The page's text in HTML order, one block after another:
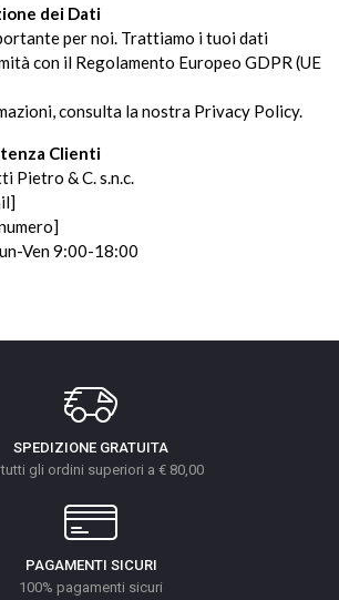
dei Dati
per noi. Trattiamo i tuoi dati
con il Regolamento Europeo GDPR (UE
consulta la nostra Privacy Policy.
Clienti
Pietro & C. s.n.c.
Ven 9:00-18:00
SPEDIZIONE GRATUITA
tutti gli ordini superiori a € 80,00
PAGAMENTI SICURI
100% pagamenti sicuri